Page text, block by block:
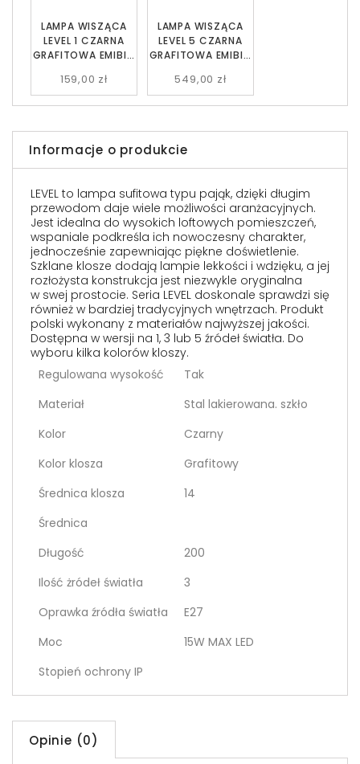
LAMPA WISZĄCA
LEVEL 1 CZARNA
GRAFITOWA EMIBIG
159,00 zł
LAMPA WISZĄCA
LEVEL 5 CZARNA
GRAFITOWA EMIBIG
549,00 zł
Informacje o produkcie
LEVEL to lampa sufitowa typu pająk, dzięki długim
przewodom daje wiele możliwości aranżacyjnych.
Jest idealna do wysokich loftowych pomieszczeń,
wspaniale podkreśla ich nowoczesny charakter,
jednocześnie zapewniając piękne doświetlenie.
Szklane klosze dodają lampie lekkości i wdzięku, a jej
rozłożysta konstrukcja jest niezwykle oryginalna
w swej prostocie. Seria LEVEL doskonale sprawdzi się
również w bardziej tradycyjnych wnętrzach. Produkt
polski wykonany z materiałów najwyższej jakości.
Dostępna w wersji na 1, 3 lub 5 źródeł światła. Do
wyboru kilka kolorów kloszy.
Regulowana wysokość
Tak
Materiał
Stal lakierowana. szkło
Kolor
Czarny
Kolor klosza
Grafitowy
Średnica klosza
14
Średnica
Długość
200
Ilość żródeł światła
3
Oprawka źródła światła
E27
Moc
15W MAX LED
Stopień ochrony IP
Opinie (0)